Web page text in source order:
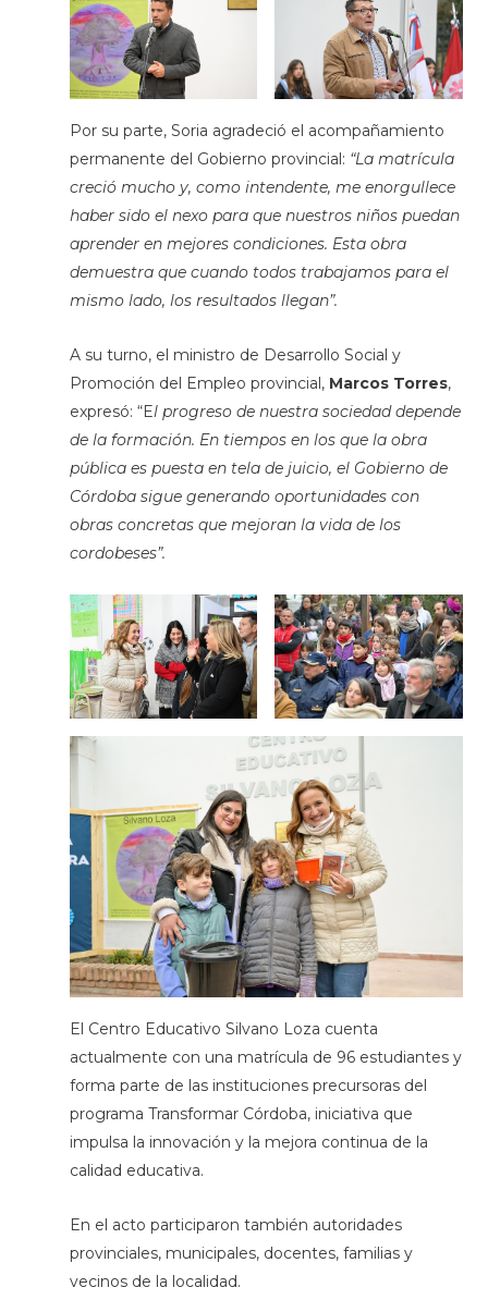
Por su parte, Soria agradeció el acompañamiento
permanente del Gobierno provincial: “La matrícula
creció mucho y, como intendente, me enorgullece
haber sido el nexo para que nuestros niños puedan
aprender en mejores condiciones. Esta obra
demuestra que cuando todos trabajamos para el
mismo lado, los resultados llegan”.
A su turno, el ministro de Desarrollo Social y
Promoción del Empleo provincial,Marcos Torres,
expresó: “El progreso de nuestra sociedad depende
de la formación. En tiempos en los que la obra
pública es puesta en tela de juicio, el Gobierno de
Córdoba sigue generando oportunidades con
obras concretas que mejoran la vida de los
cordobeses”.
El Centro Educativo Silvano Loza cuenta
actualmente con una matrícula de 96 estudiantes y
forma parte de las instituciones precursoras del
programa Transformar Córdoba, iniciativa que
impulsa la innovación y la mejora continua de la
calidad educativa.
En el acto participaron también autoridades
provinciales, municipales, docentes, familias y
vecinos de la localidad.